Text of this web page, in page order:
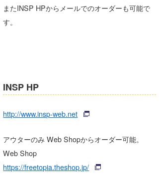
またINSP HPからメールでのオーダーも可能で
す。
INSP HP
http://www.insp-web.net
アウターのみ Web Shopからオーダー可能。
Web Shop
https://freetopia.theshop.jp/